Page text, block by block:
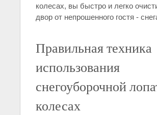
колесах, вы быстро и легко
двор от непрошенного гостя -
Правильная техника
использования
снегоуборочной
колесах